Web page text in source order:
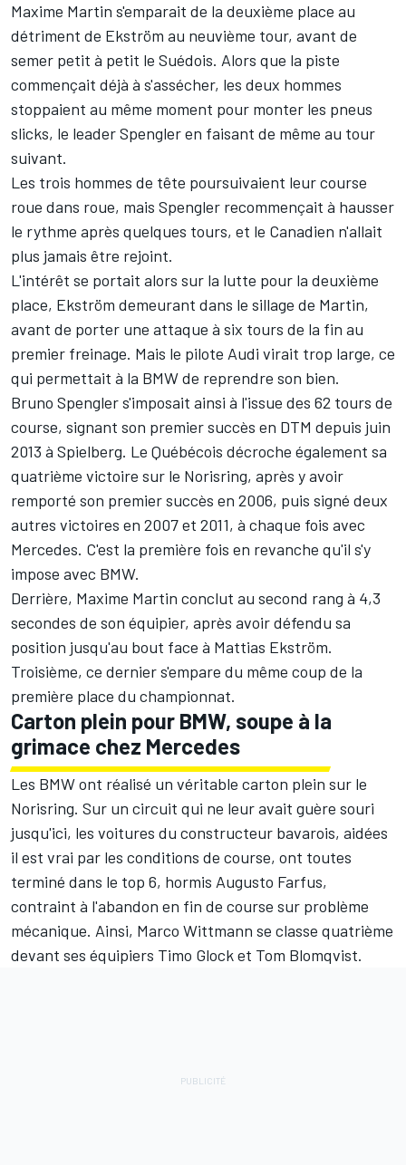
Maxime Martin s'emparait de la deuxième place au
détriment de Ekström au neuvième tour, avant de
semer petit à petit le Suédois. Alors que la piste
commençait déjà à s'assécher, les deux hommes
stoppaient au même moment pour monter les pneus
slicks, le leader Spengler en faisant de même au tour
suivant.
Les trois hommes de tête poursuivaient leur course
roue dans roue, mais Spengler recommençait à hausser
le rythme après quelques tours, et le Canadien n'allait
plus jamais être rejoint.
L'intérêt se portait alors sur la lutte pour la deuxième
place, Ekström demeurant dans le sillage de Martin,
avant de porter une attaque à six tours de la fin au
premier freinage. Mais le pilote Audi virait trop large, ce
qui permettait à la BMW de reprendre son bien.
Bruno Spengler s'imposait ainsi à l'issue des 62 tours de
course, signant son premier succès en DTM depuis juin
2013 à Spielberg. Le Québécois décroche également sa
quatrième victoire sur le Norisring, après y avoir
remporté son premier succès en 2006, puis signé deux
autres victoires en 2007 et 2011, à chaque fois avec
Mercedes. C'est la première fois en revanche qu'il s'y
impose avec BMW.
Derrière, Maxime Martin conclut au second rang à 4,3
secondes de son équipier, après avoir défendu sa
position jusqu'au bout face à Mattias Ekström.
Troisième, ce dernier s'empare du même coup de la
première place du championnat.
Carton plein pour BMW, soupe à la
grimace chez Mercedes
Les BMW ont réalisé un véritable carton plein sur le
Norisring. Sur un circuit qui ne leur avait guère souri
jusqu'ici, les voitures du constructeur bavarois, aidées
il est vrai par les conditions de course, ont toutes
terminé dans le top 6, hormis Augusto Farfus,
contraint à l'abandon en fin de course sur problème
mécanique. Ainsi, Marco Wittmann se classe quatrième
devant ses équipiers Timo Glock et Tom Blomqvist.